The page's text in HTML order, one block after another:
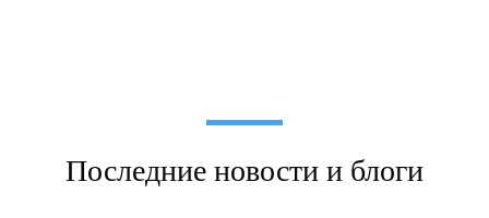
Последние новости и блоги